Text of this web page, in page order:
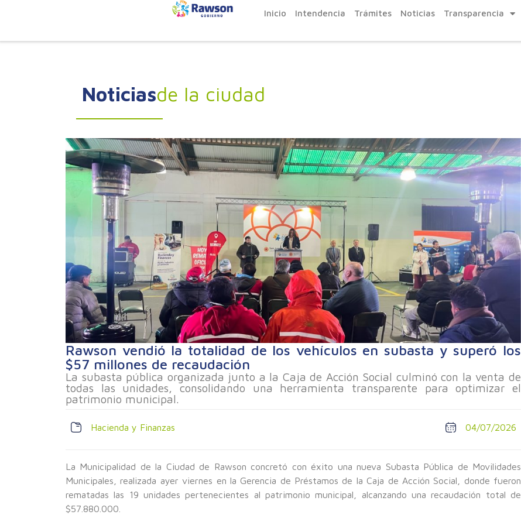
Inicio Intendencia Trámites Noticias Transparencia
Noticiasde la ciudad
Rawson vendió la totalidad de los vehículos en subasta y superó los
$57 millones de recaudación
La subasta pública organizada junto a la Caja de Acción Social culminó con la venta de
todas las unidades, consolidando una herramienta transparente para optimizar el
patrimonio municipal.
Hacienda y Finanzas 04/07/2026
La Municipalidad de la Ciudad de Rawson concretó con éxito una nueva Subasta Pública de Movilidades
Municipales, realizada ayer viernes en la Gerencia de Préstamos de la Caja de Acción Social, donde fueron
rematadas las 19 unidades pertenecientes al patrimonio municipal, alcanzando una recaudación total de
$57.880.000.